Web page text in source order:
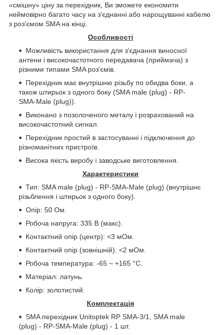
«смішну» ціну за перехідник, Ви зможете економити
неймовірно багато часу на з'єднанні або нарощуванні кабелю
з роз'ємом SMA на кінці.
Особливості
Можливість використання для з'єднання виносної
антени і високочастотного передавача (приймача) з
різними типами SMA роз'ємів.
Перехідник має внутрішню різьбу по обидва боки, а
також штирьок з одного боку (SMA male (plug) - RP-
SMA-Male (plug)).
Виконано з позолоченого металу і розрахований на
високочастотний сигнал.
Перехідник простий в застосуванні і підключення до
різноманітних пристроїв.
Висока якість виробу і заводське виготовлення.
Характеристики
Тип: SMA male (plug) - RP-SMA-Male (plug) (внутрішнє
різьблення і штирьок з одного боку).
Опір: 50 Ом.
Робоча напруга: 335 В (макс).
Контактний опір (центр): <3 мОм.
Контактний опір (зовнішній): <2 мОм.
Робоча температура: -65 ~ +165 °С.
Матеріал: латунь.
Колір: золотистий.
Комплектація
SMA перехідник Unitoptek RP SMA-3/1, SMA male
(plug) - RP-SMA-Male (plug) - 1 шт.